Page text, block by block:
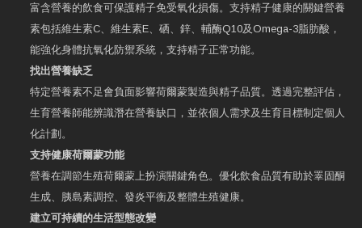
富含營養的飲食可保護精子免受氧化損傷。支持精子健康的關鍵營養
素包括維生素C、維生素E、硒、鋅、輔酶Q10及Omega-3脂肪酸，
能強化身體抗氧化防禦系統，支持精子正常功能。
找出營養缺乏
特定營養素不足會負面影響荷爾蒙製造與精子品質。透過完整評估，
生育營養師能辨識潛在營養缺口，並依個人需求及生育目標制定個人
化計劃。
支持健康荷爾蒙功能
營養在調節生殖荷爾蒙上扮演關鍵角色。優化飲食品質有助於睪固酮
生成、胰島素調控、發炎平衡及整體生殖健康。
建立可持續的生活型態改變